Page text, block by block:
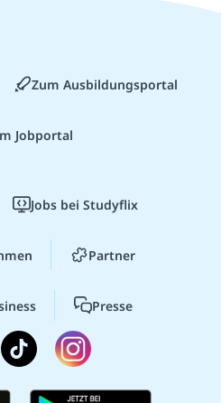
Zum Ausbildungsportal
Jobportal
Jobs bei Studyflix
Partner
Presse